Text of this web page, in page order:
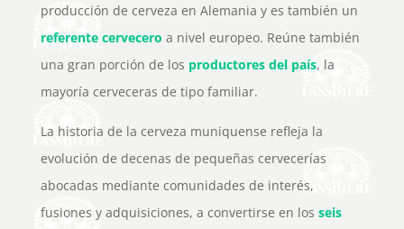
producción de cerveza en Alemania y es también un
referente cervecero a nivel europeo. Reúne también
una gran porción de los productores del país, la
mayoría cerveceras de tipo familiar.
La historia de la cerveza muniquense refleja la
evolución de decenas de pequeñas cervecerías
abocadas mediante comunidades de interés,
fusiones y adquisiciones, a convertirse en los seis